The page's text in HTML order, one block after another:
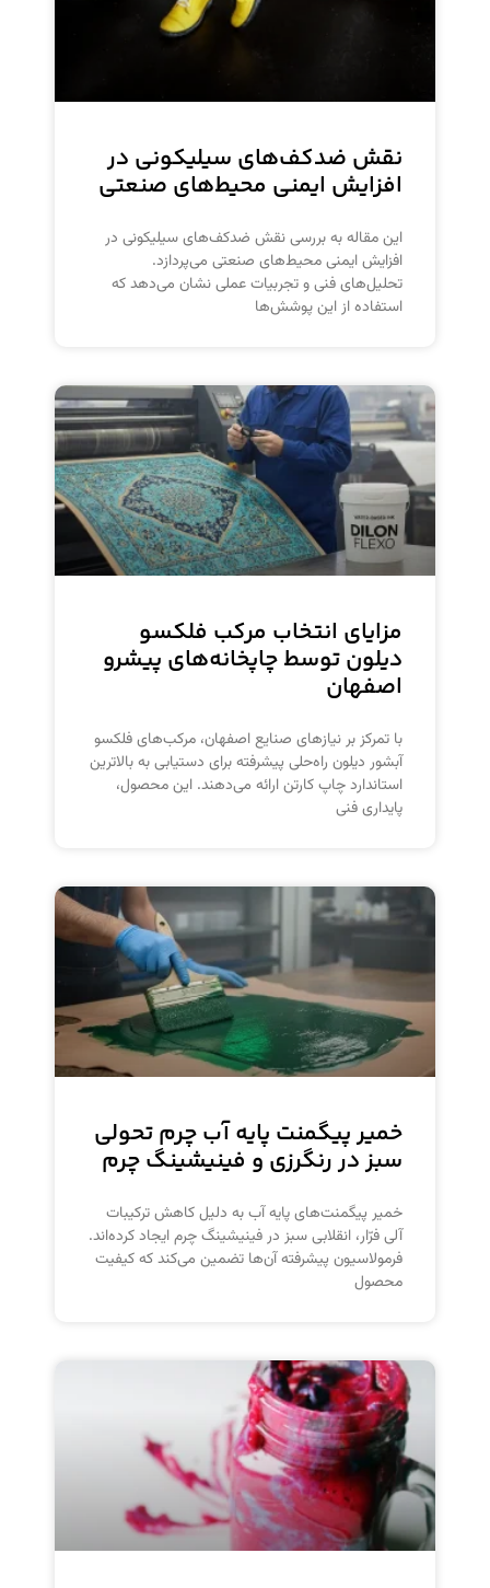
نقش ضدکف‌های سیلیکونی در
افزایش ایمنی محیط‌های صنعتی
این مقاله به بررسی نقش ضدکف‌های سیلیکونی در
افزایش ایمنی محیط‌های صنعتی می‌پردازد.
تحلیل‌های فنی و تجربیات عملی نشان می‌دهد که
استفاده از این پوشش‌ها
مزایای انتخاب مرکب‌ فلکسو
دیلون توسط چاپخانه‌های پیشرو
اصفهان
با تمرکز بر نیازهای صنایع اصفهان، مرکب‌های فلکسو
آبشور دیلون راه‌حلی پیشرفته برای دستیابی به بالاترین
استاندارد چاپ کارتن ارائه می‌دهند. این محصول،
پایداری فنی
خمیر پیگمنت پایه آب چرم تحولی
سبز در رنگرزی و فینیشینگ چرم
خمیر پیگمنت‌های پایه آب به دلیل کاهش ترکیبات
آلی فرّار، انقلابی سبز در فینیشینگ چرم ایجاد کرده‌اند.
فرمولاسیون پیشرفته آن‌ها تضمین می‌کند که کیفیت
محصول